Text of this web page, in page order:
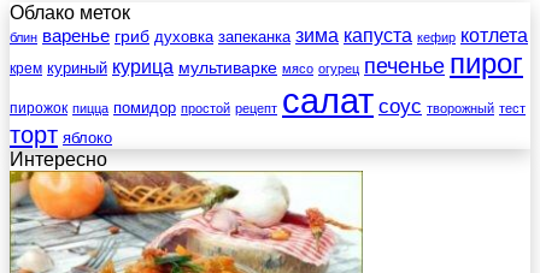
Облако меток
блин варенье гриб духовка запеканка зима капуста кефир котлета
крем куриный курица мультиварке мясо огурец печенье пирог
пирожок пицца помидор простой рецепт салат соус творожный тест
торт яблоко
Интересно